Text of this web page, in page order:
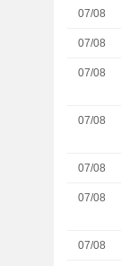
07/08
07/08
07/08
07/08
07/08
07/08
07/08